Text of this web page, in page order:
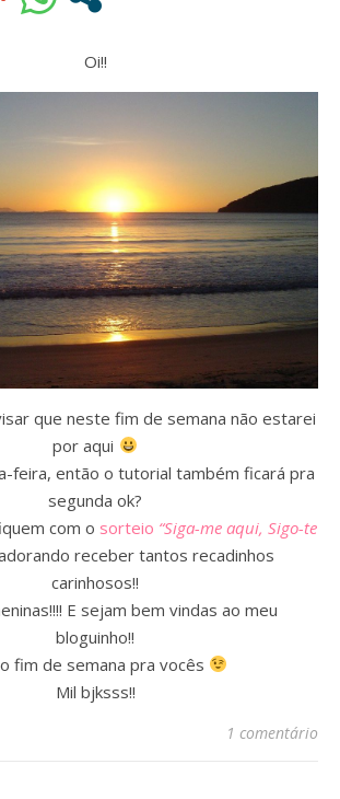
Oi!!
que neste fim de semana não estarei
por aqui
feira, então o tutorial também ficará pra
segunda ok?
com o sorteio “Siga-me aqui, Sigo-te
receber tantos recadinhos
carinhosos!!
E sejam bem vindas ao meu
bloguinho!!
fim de semana pra vocês
Mil bjksss!!
1 comentário
nossa newsletter
Receba as novidades do site diretamente em
seu e-mail.